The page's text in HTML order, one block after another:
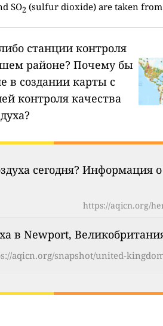
SO2 (sulfur dioxide) are taken
станции контроля
районе? Почему бы
в создании карты с
контроля качества
сегодня?
https://aqicn.org/
в Newport,
aqicn.org/snapshot/united-